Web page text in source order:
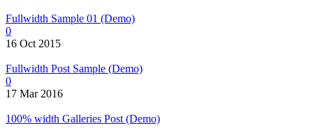
Fullwidth Sample 01 (Demo)
0
16 Oct 2015
Fullwidth Post Sample (Demo)
0
17 Mar 2016
100% width Galleries Post (Demo)